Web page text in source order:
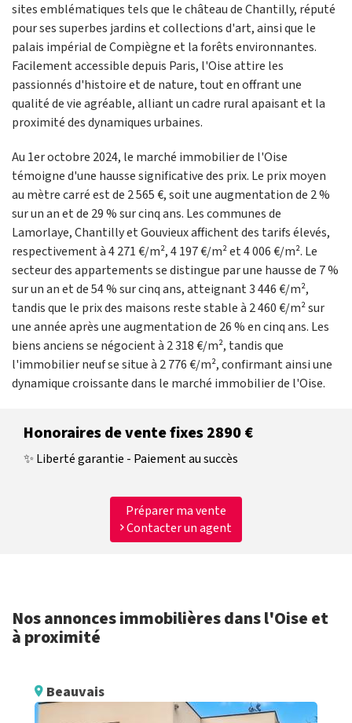
sites emblématiques tels que le château de Chantilly, réputé
pour ses superbes jardins et collections d'art, ainsi que le
palais impérial de Compiègne et la forêts environnantes.
Facilement accessible depuis Paris, l'Oise attire les
passionnés d'histoire et de nature, tout en offrant une
qualité de vie agréable, alliant un cadre rural apaisant et la
proximité des dynamiques urbaines.
Au 1er octobre 2024, le marché immobilier de l'Oise
témoigne d'une hausse significative des prix. Le prix moyen
au mètre carré est de 2 565 €, soit une augmentation de 2 %
sur un an et de 29 % sur cinq ans. Les communes de
Lamorlaye, Chantilly et Gouvieux affichent des tarifs élevés,
respectivement à 4 271 €/m², 4 197 €/m² et 4 006 €/m². Le
secteur des appartements se distingue par une hausse de 7 %
sur un an et de 54 % sur cinq ans, atteignant 3 446 €/m²,
tandis que le prix des maisons reste stable à 2 460 €/m² sur
une année après une augmentation de 26 % en cinq ans. Les
biens anciens se négocient à 2 318 €/m², tandis que
l'immobilier neuf se situe à 2 776 €/m², confirmant ainsi une
dynamique croissante dans le marché immobilier de l'Oise.
Honoraires de vente fixes 2890 €
✨ Liberté garantie - Paiement au succès
Préparer ma vente
Contacter un agent
Nos annonces immobilières dans l'Oise et
à proximité
Beauvais